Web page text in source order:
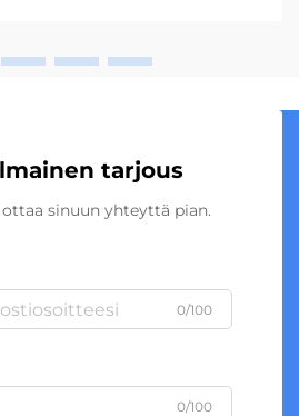
tarjous
sinuun yhteyttä pian.
0/100
0/100